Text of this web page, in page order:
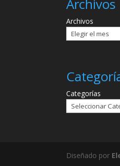
Archivos
Archivos
Categorías
Diseñado por